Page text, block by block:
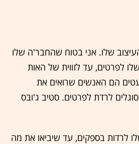
שלו. אני בטוח שהחבר'ה שלו
לפרטים, עד לזווית של האות
הם האנשים שרואים את
לרדת לפרטים. סטיב ג'ובס
לרדות בספקים, עד שיביאו את מה